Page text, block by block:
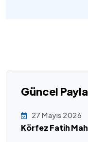
Güncel
27 Mayıs 2026
Körfez Fatih